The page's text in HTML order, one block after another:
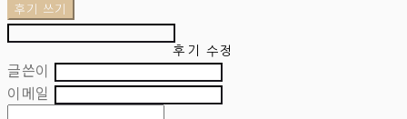
후기 쓰기
후기 수정
글쓴이
이메일